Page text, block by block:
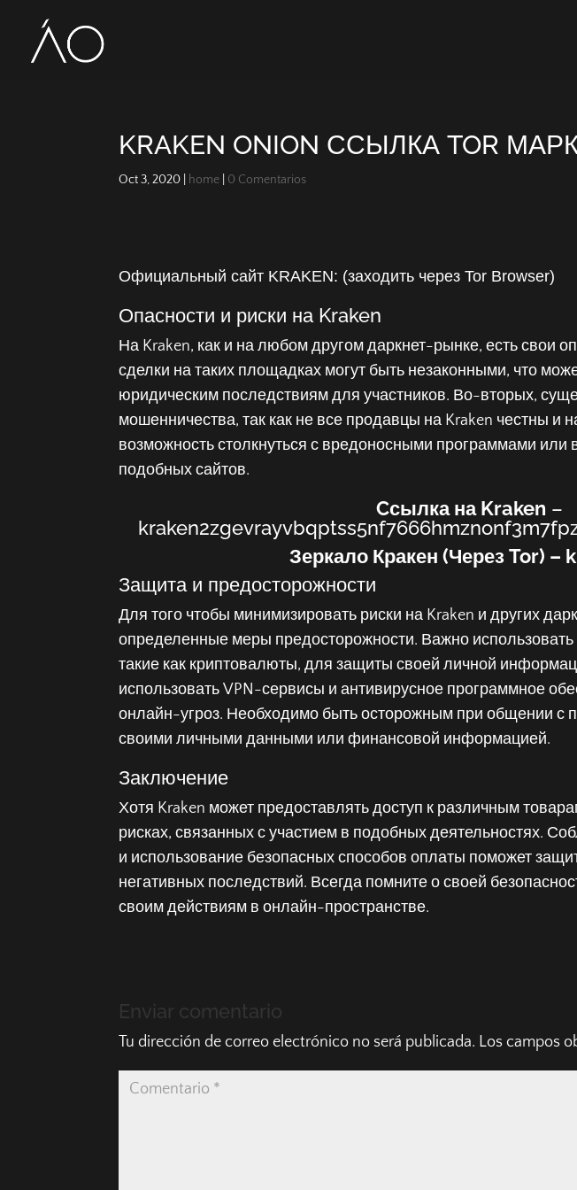
KRAKEN ONION ССЫЛКА TOR
Oct 3, 2020 home 0 Comentarios
Официальный сайт KRAKEN: (заходить через Tor Browser)
Опасности и риски на Kraken
На Kraken, как и на любом другом даркнет-рынке, есть свои
сделки на таких площадках могут быть незаконными, что
юридическим последствиям для участников. Во-вторых,
мошенничества, так как не все продавцы на Kraken честны и
возможность столкнуться с вредоносными программами или
подобных сайтов.
Cсылка на Kraken –
Зеркало Кракен (Через Tor) –
Защита и предосторожности
Для того чтобы минимизировать риски на Kraken и других
определенные меры предосторожности. Важно
такие как криптовалюты, для защиты своей личной
использовать VPN-сервисы и антивирусное программное
онлайн-угроз. Необходимо быть осторожным при общении с
своими личными данными или финансовой информацией.
Заключение
Хотя Kraken может предоставлять доступ к различным
рисках, связанных с участием в подобных деятельностях.
и использование безопасных способов оплаты поможет
негативных последствий. Всегда помните о своей
своим действиям в онлайн-пространстве.
Enviar comentario
Tu dirección de correo electrónico no será publicada. Los campos